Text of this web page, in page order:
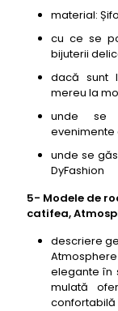
material:
cu ce se
bijuterii
dacă sunt
mereu la
unde se
evenimente
unde se
DyFashion
5- Modele de
catifea,
descriere
elegante în
mulată
confortabilă